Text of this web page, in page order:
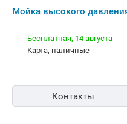
Мойка высокого
Бесплатная, 14 августа
карта, наличные
Контакты